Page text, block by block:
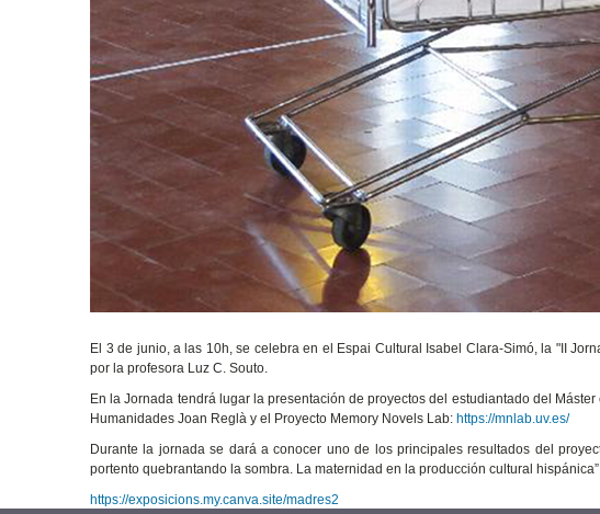
El 3 de junio, a las 10h, se celebra en el Espai Cultural Isabel Clara-Simó, la "II
por la profesora Luz C. Souto.
En la Jornada tendrá lugar la presentación de proyectos del estudiantado del
Humanidades Joan Reglà y el Proyecto Memory Novels Lab: https://mnlab.uv.es/
Durante la jornada se dará a conocer uno de los principales resultados del
portento quebrantando la sombra. La maternidad en la producción cultural
https://exposicions.my.canva.site/madres2